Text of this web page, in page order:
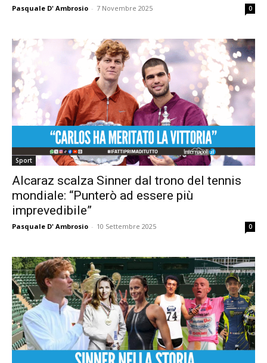
Pasquale D' Ambrosio - 7 Novembre 2025 0
Sport
Alcaraz scalza Sinner dal trono del tennis
mondiale: “Punterò ad essere più
imprevedibile”
Pasquale D' Ambrosio - 10 Settembre 2025 0